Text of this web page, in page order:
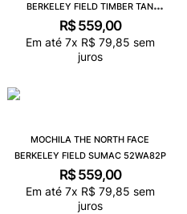
BERKELEY FIELD TIMBER TAN
52WAHFQ
R$ 559,00
Em até 7x R$ 79,85 sem
juros
MOCHILA THE NORTH FACE
BERKELEY FIELD SUMAC 52WA82P
R$ 559,00
Em até 7x R$ 79,85 sem
juros